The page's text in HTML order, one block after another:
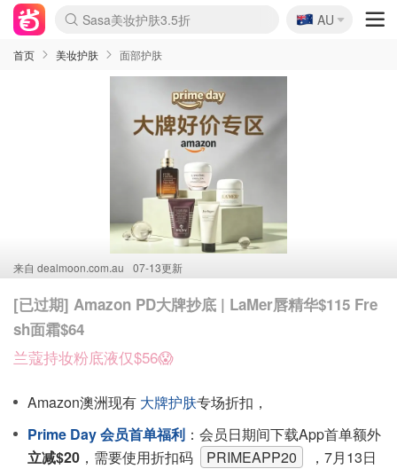
lululemon折扣上新
Sasa美妆护肤3.5折
SSENSE年中3折
FreshBeauty好价汇总
Cettire降价+叠9折
Farfetch折上8折
WWS Coles超市实拍
viagogo二手票捡漏
Myer清仓1折起
The Outnet奢牌1折起
David Jones 3折起
Flannels大牌1折
Perfumes Club护肤1折
AMIRO返校季6.2折
Oweek抽奖送Airpods
Amazon折扣汇总
eToro入金$200送$50
Amazon数码好物
ICONIC本周7.5折
ThedoubleF高奢地板价
Moose Knuckles 6折
丝芙兰5折起
EUFY官网3.7折起
Selenichast首饰2折
Trip机票酒店促销
YSL送5件彩妆礼
Amazon家居好物
BIGBANG巡演开票
David Jones时尚3折
Amazon美妆护肤
雅漾大喷$8
过敏原检测盒$33
伊索独家赠50ml沐浴露
科颜氏清仓3折
SEALIFE海洋馆门票6折
丝塔芙大白罐$16
订阅Newsletter送香薰
Cult Beauty 6.8折
Harrods圣诞日历2.3折
LN-CC奢牌私促3折
d'Alba空姐喷雾$16
EVE LOM套装逆天2折
Bernardelli独家4折
Adore Beauty 6折起
CT圣诞日历
Mytheresa奢品2.7折
Luxury Escapes 9折
Currentbody美容仪9折
卡诗9折+赠4件礼
MOON Garden Live
ALLSAINTS美衣3折
Roborock扫地机3.7折
Tingo Life水杯$24
Valentino官网5折
CR洗发护发6.3折
🇦🇺
AU
首页 美妆护肤 面部护肤
来自 dealmoon.com.au 07-13更新
[已过期] Amazon PD大牌抄底 | LaMer唇精华$115 Fre
sh面霜$64
兰蔻持妆粉底液仅$56😱
Amazon澳洲现有 大牌护肤专场折扣，
Prime Day 会员首单福利 ：会员日期间下载App首单额外
立减$20 ，需要使用折扣码 PRIMEAPP20
，7月13日